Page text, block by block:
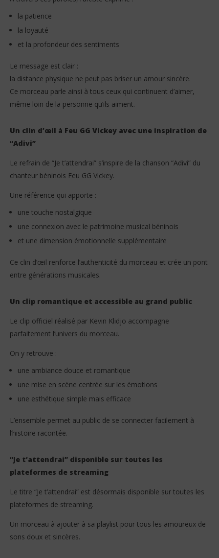
la patience
la loyauté
et la profondeur des sentiments
Le message est clair :
la distance physique ne peut pas briser un amour sincère.
Ce morceau parle ainsi à tous ceux qui continuent d’aimer,
même loin de la personne qu’ils aiment.
Un clin d’œil à Feu GG Vickey avec une inspiration de
“Adivi”
Le refrain de “Je t’attendrai” s’inspire de la chanson “Adivi” du
chanteur béninois Feu GG Vickey.
Une référence qui apporte :
une touche nostalgique
une connexion avec le patrimoine musical béninois
et une dimension émotionnelle supplémentaire
Ce clin d’œil renforce l’authenticité du morceau et crée un pont
entre générations musicales.
Un clip romantique et accessible au grand public
Le clip officiel réalisé par Kevin Klidjo accompagne
parfaitement l’univers du morceau.
On y retrouve :
une ambiance douce et romantique
une mise en scène centrée sur les émotions
une esthétique simple mais efficace
L’ensemble permet au public de se connecter facilement à
l’histoire racontée.
“Je t’attendrai” disponible sur toutes les
plateformes de streaming
Le titre “Je t’attendrai” est désormais disponible sur toutes les
plateformes de streaming.
Un morceau à ajouter à sa playlist pour tous les amoureux de
sons doux et sincères.